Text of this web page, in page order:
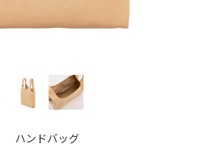
ハンドバッグ